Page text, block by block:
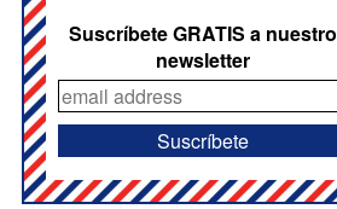
Suscríbete GRATIS a nuestro
newsletter